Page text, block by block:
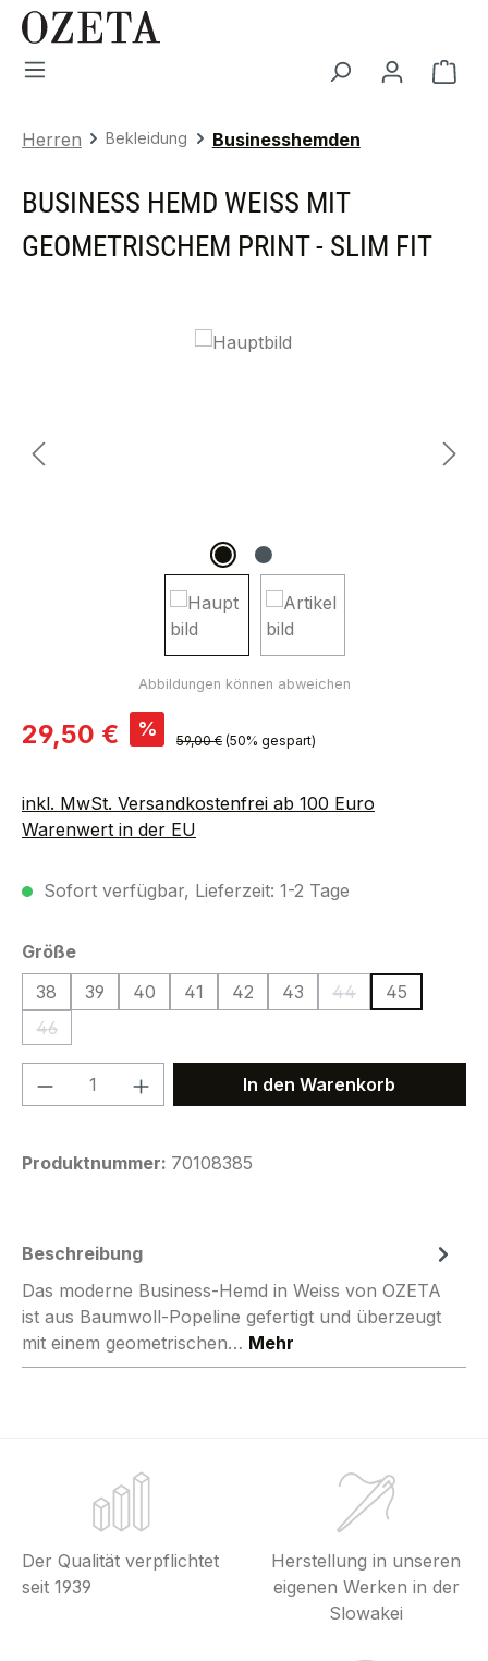
Zum Hauptinhalt springen
Herren Bekleidung Businesshemden
BUSINESS HEMD WEISS MIT G
EOMETRISCHEM PRINT - SLIM FIT
Bildergalerie überspringen
Verkaufspreis:
29,50 € % Regulärer Preis:
59,00 € (50% gespart)
inkl. MwSt. Versandkostenfrei ab 100 Euro
Warenwert in der EU
Sofort verfügbar, Lieferzeit: 1-2 Tage
Größeauswählen
38
39 40 41 42 43 44
(Diese Option ist
45
46
(Diese Option ist zurzeit nicht verfügbar.)
Produkt Anzahl: Gib denIn den Warenkorb
Produktnummer: 70108385
Beschreibung
Das moderne Business-Hemd in Weiss von OZETA
ist aus Baumwoll-Popeline gefertigt und überzeugt
mit einem geometrischen… Mehr
Der Qualität verpflichtet
seit 1939
Herstellung in unseren
eigenen Werken in der
Slowakei